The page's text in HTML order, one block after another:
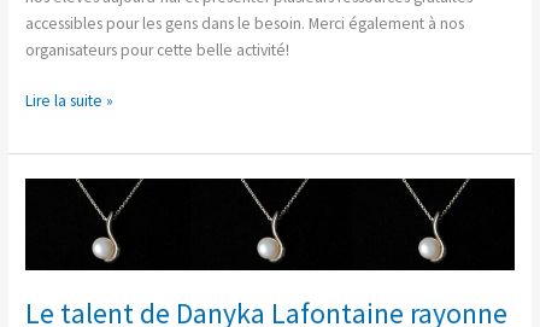
accessibles pour les gens dans le besoin. Merci également à nos
organisateurs pour cette belle activité!
Lire la suite »
Le talent de Danyka Lafontaine rayonne
Danyka